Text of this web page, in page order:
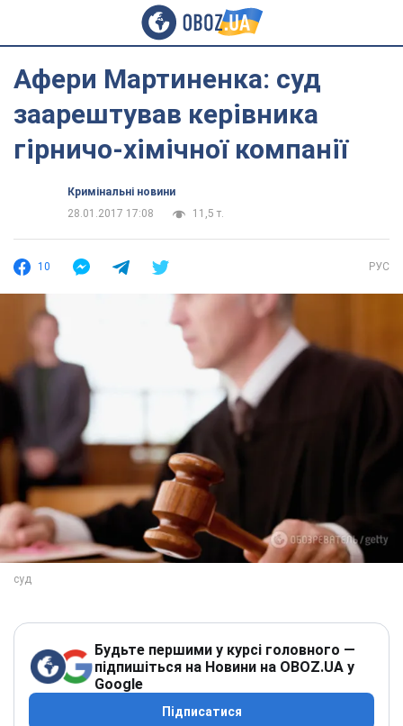
Афери Мартиненка: суд
заарештував керівника
гірничо-хімічної компанії
Кримінальні новини
28.01.2017 17:08
11,5 т.
10 РУС
Будьте першими у курсі головного —
підпишіться на Новини на OBOZ.UA у
Google
Підписатися